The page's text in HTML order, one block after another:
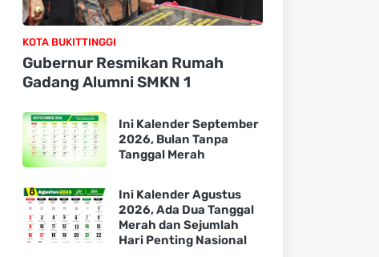
KOTA BUKITTINGGI
Gubernur Resmikan Rumah
Gadang Alumni SMKN 1
Ini Kalender September
2026, Bulan Tanpa
Tanggal Merah
Ini Kalender Agustus
2026, Ada Dua Tanggal
Merah dan Sejumlah
Hari Penting Nasional